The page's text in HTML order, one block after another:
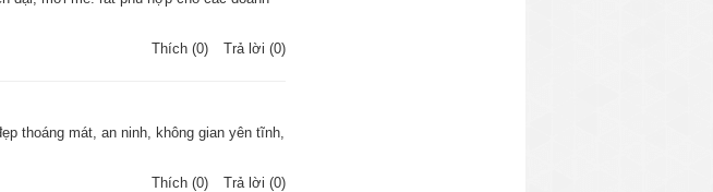
Thích (0)
Trả lời (0)
thoáng mát, an ninh, không gian yên tĩnh,
Thích (0)
Trả lời (0)